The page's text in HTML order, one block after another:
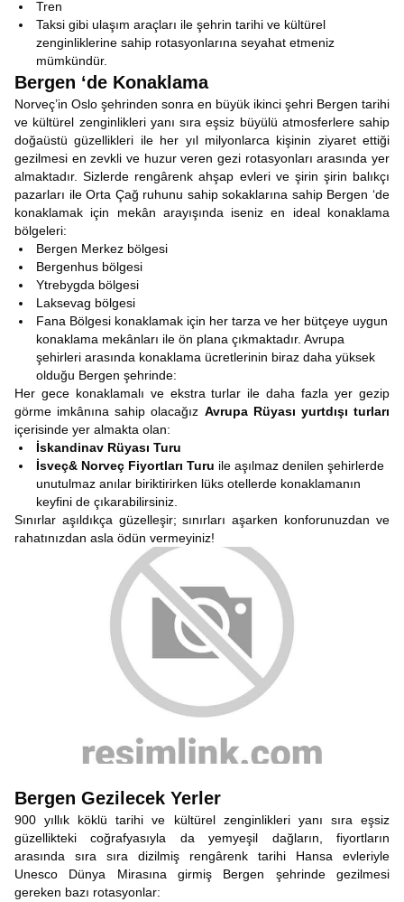
Tren
Taksi gibi ulaşım araçları ile şehrin tarihi ve kültürel
zenginliklerine sahip rotasyonlarına seyahat etmeniz
mümkündür.
Bergen ‘de Konaklama
Norveç’in Oslo şehrinden sonra en büyük ikinci şehri Bergen tarihi
ve kültürel zenginlikleri yanı sıra eşsiz büyülü atmosferlere sahip
doğaüstü güzellikleri ile her yıl milyonlarca kişinin ziyaret ettiği
gezilmesi en zevkli ve huzur veren gezi rotasyonları arasında yer
almaktadır. Sizlerde rengârenk ahşap evleri ve şirin şirin balıkçı
pazarları ile Orta Çağ ruhunu sahip sokaklarına sahip Bergen ‘de
konaklamak için mekân arayışında iseniz en ideal konaklama
bölgeleri:
Bergen Merkez bölgesi
Bergenhus bölgesi
Ytrebygda bölgesi
Laksevag bölgesi
Fana Bölgesi konaklamak için her tarza ve her bütçeye uygun
konaklama mekânları ile ön plana çıkmaktadır. Avrupa
şehirleri arasında konaklama ücretlerinin biraz daha yüksek
olduğu Bergen şehrinde:
Her gece konaklamalı ve ekstra turlar ile daha fazla yer gezip
görme imkânına sahip olacağız Avrupa Rüyası yurtdışı turları
içerisinde yer almakta olan:
İskandinav Rüyası Turu
İsveç& Norveç Fiyortları Turu ile aşılmaz denilen şehirlerde
unutulmaz anılar biriktirirken lüks otellerde konaklamanın
keyfini de çıkarabilirsiniz.
Sınırlar aşıldıkça güzelleşir; sınırları aşarken konforunuzdan ve
rahatınızdan asla ödün vermeyiniz!
Bergen Gezilecek Yerler
900 yıllık köklü tarihi ve kültürel zenginlikleri yanı sıra eşsiz
güzellikteki coğrafyasıyla da yemyeşil dağların, fiyortların
arasında sıra sıra dizilmiş rengârenk tarihi Hansa evleriyle
Unesco Dünya Mirasına girmiş Bergen şehrinde gezilmesi
gereken bazı rotasyonlar: